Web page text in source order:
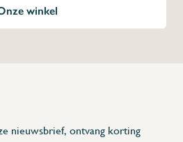
winkel
nieuwsbrief, ontvang korting